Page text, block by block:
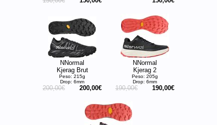
NNormal
Kjerag Brut
Peso: 215g
Drop: 6mm
200,00€ 200,00€
NNormal
Kjerag 2
Peso: 205g
Drop: 6mm
190,00€ 190,00€